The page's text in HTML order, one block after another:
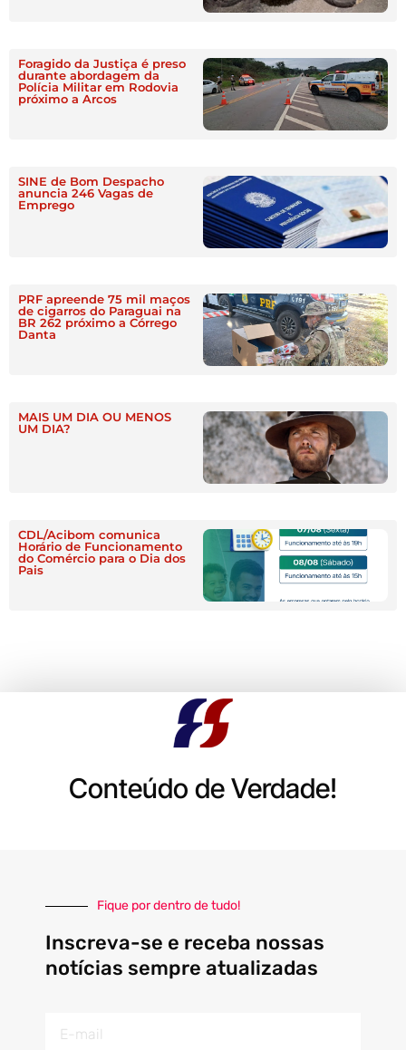
Foragido da Justiça é preso
durante abordagem da
Polícia Militar em Rodovia
próximo a Arcos
SINE de Bom Despacho
anuncia 246 Vagas de
Emprego
PRF apreende 75 mil maços
de cigarros do Paraguai na
BR 262 próximo a Córrego
Danta
MAIS UM DIA OU MENOS
UM DIA?
CDL/Acibom comunica
Horário de Funcionamento
do Comércio para o Dia dos
Pais
Conteúdo de Verdade!
Fique por dentro de tudo!
Inscreva-se e receba nossas
notícias sempre atualizadas
mail